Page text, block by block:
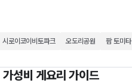
시로이코이비토파크 오도리공원 팜 토미타
성비 게요리 가이드